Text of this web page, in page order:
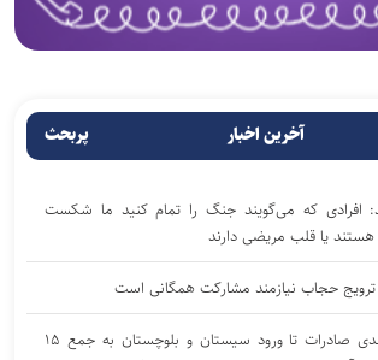
آخرین اخبار پربحث
افرادی که می‌گویند جنگ را تمام کنید ما شکست
هستند یا قلب مریضی دارند
ترویج حجاب نیازمند مشارکت همگانی است
از جهش ۶۰ درصدی صادرات تا ورود سیستان و بلوچستان به جمع ۱۵